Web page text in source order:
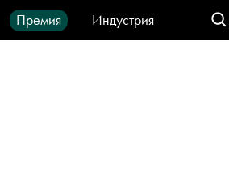
Премия
Индустрия
IT-продукты